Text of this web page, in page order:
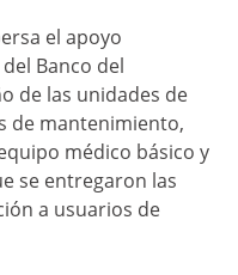
el apoyo
Banco del
de las unidades de
de mantenimiento,
médico básico y
se entregaron las
a usuarios de